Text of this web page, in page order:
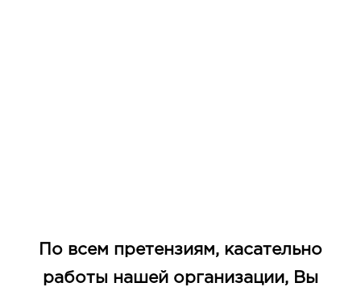
По всем претензиям, касательно
работы нашей организации, Вы